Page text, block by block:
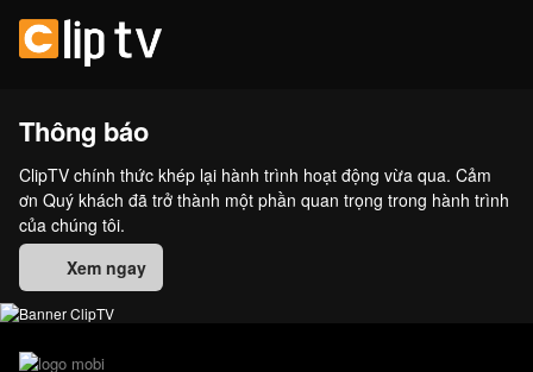
Thông báo
ClipTV chính thức khép lại hành trình hoạt động vừa qua. Cảm
ơn Quý khách đã trở thành một phần quan trọng trong hành trình
của chúng tôi.
Xem ngay